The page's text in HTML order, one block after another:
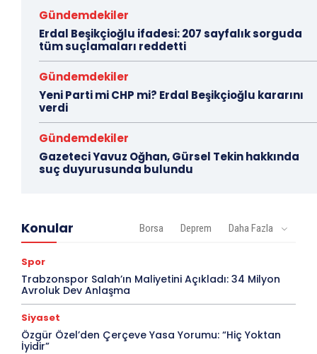
Gündemdekiler
Erdal Beşikçioğlu ifadesi: 207 sayfalık sorguda
tüm suçlamaları reddetti
Gündemdekiler
Yeni Parti mi CHP mi? Erdal Beşikçioğlu kararını
verdi
Gündemdekiler
Gazeteci Yavuz Oğhan, Gürsel Tekin hakkında
suç duyurusunda bulundu
Konular Borsa Deprem Daha Fazla
Spor
Trabzonspor Salah’ın Maliyetini Açıkladı: 34 Milyon
Avroluk Dev Anlaşma
Siyaset
Özgür Özel’den Çerçeve Yasa Yorumu: “Hiç Yoktan
İyidir”